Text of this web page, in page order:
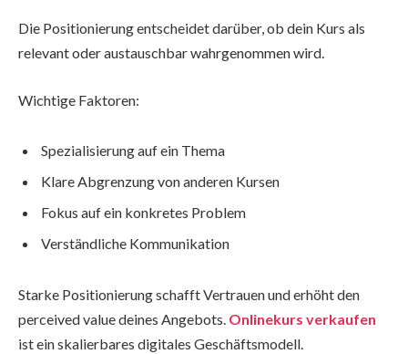
Die Positionierung entscheidet darüber, ob dein Kurs als
relevant oder austauschbar wahrgenommen wird.
Wichtige Faktoren:
Spezialisierung auf ein Thema
Klare Abgrenzung von anderen Kursen
Fokus auf ein konkretes Problem
Verständliche Kommunikation
Starke Positionierung schafft Vertrauen und erhöht den
perceived value deines Angebots. Onlinekurs verkaufen
ist ein skalierbares digitales Geschäftsmodell.